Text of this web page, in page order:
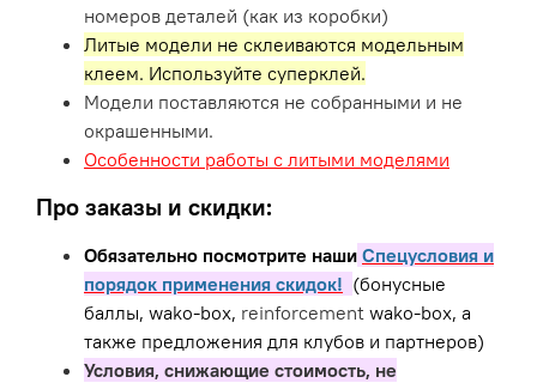
номеров деталей (как из коробки)
Литые модели не склеиваются модельным
клеем. Используйте суперклей.
Модели поставляются не собранными и не
окрашенными.
Особенности работы с литыми моделями
Про заказы и скидки:
Обязательно посмотрите наши Спецусловия и
порядок применения скидок! (бонусные
баллы, wako-box, reinforcement wako-box, а
также предложения для клубов и партнеров)
Условия, снижающие стоимость, не